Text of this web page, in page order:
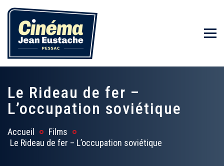
Le Rideau de fer –
L’occupation soviétique
Accueil
Films
Le Rideau de fer – L’occupation soviétique